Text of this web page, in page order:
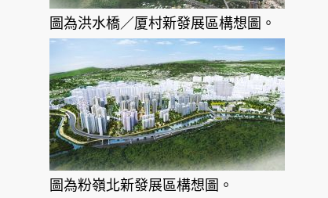
圖為洪水橋／厦村新發展區構想圖。
圖為粉嶺北新發展區構想圖。